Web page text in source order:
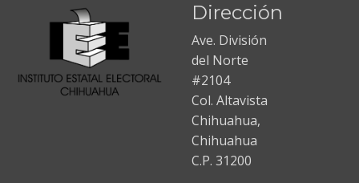
Dirección
Ave. División
del Norte
#2104
Col. Altavista
Chihuahua,
Chihuahua
C.P. 31200